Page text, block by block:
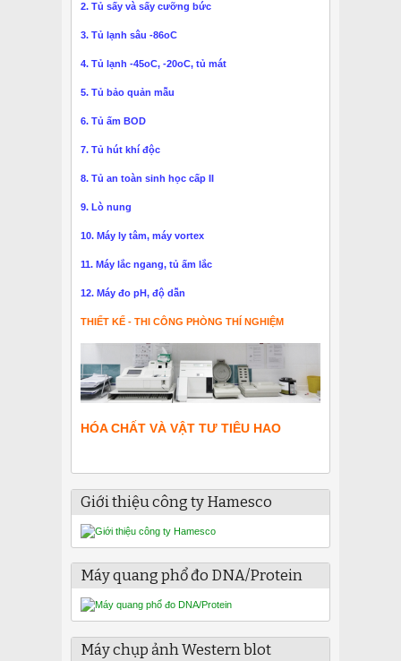
2. Tủ sấy và sấy cưỡng bức
3. Tủ lạnh sâu -86oC
4. Tủ lạnh -45oC, -20oC, tủ mát
5. Tủ bảo quản mẫu
6. Tủ ấm BOD
7. Tủ hút khí độc
8. Tủ an toàn sinh học cấp II
9. Lò nung
10. Máy ly tâm, máy vortex
11. Máy lắc ngang, tủ ấm lắc
12. Máy đo pH, độ dẫn
THIẾT KẾ - THI CÔNG PHÒNG THÍ NGHIỆM
HÓA CHẤT VÀ VẬT TƯ TIÊU HAO
Giới thiệu công ty Hamesco
Máy quang phổ đo DNA/Protein
Máy chụp ảnh Western blot